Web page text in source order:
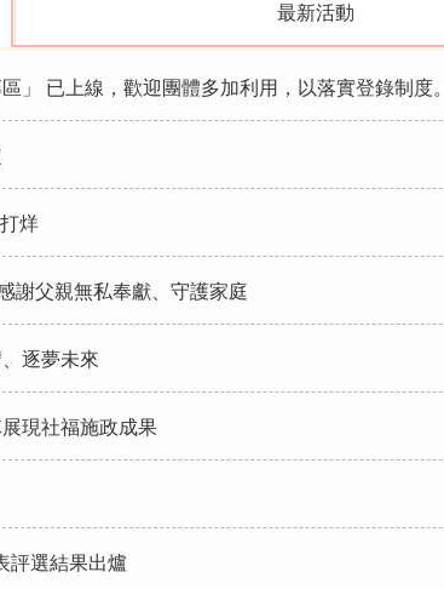
最新活動
」 已上線，歡迎團體多加利用，以落實登錄制度。
烊
謝父親無私奉獻、守護家庭
逐夢未來
現社福施政成果
評選結果出爐